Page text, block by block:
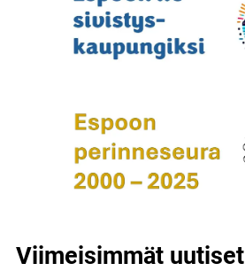
Viimeisimmät uutiset